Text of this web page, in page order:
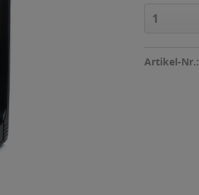
Artikel-Nr.: